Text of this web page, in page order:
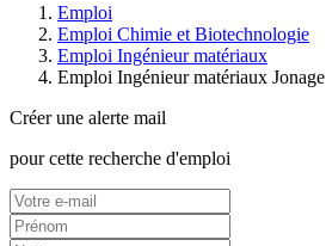
Emploi
Emploi Chimie et Biotechnologie
Emploi Ingénieur matériaux
Emploi Ingénieur matériaux Jonage
Créer une alerte mail
pour cette recherche d'emploi